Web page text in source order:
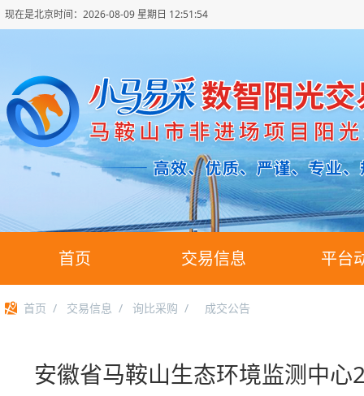
现在是北京时间： 2026-08-09 星期日 12:51:54
首页 交易信息 平台
首页 / 交易信息 / 询比采购 / 成交公告
安徽省马鞍山生态环境监测中